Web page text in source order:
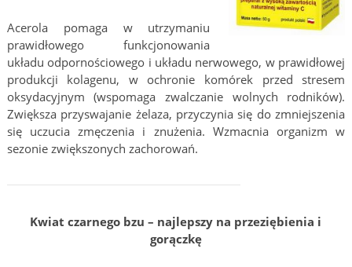
Acerola pomaga w utrzymaniu
prawidłowego funkcjonowania
układu odpornościowego i układu nerwowego, w prawidłowej
produkcji kolagenu, w ochronie komórek przed stresem
oksydacyjnym (wspomaga zwalczanie wolnych rodników).
Zwiększa przyswajanie żelaza, przyczynia się do zmniejszenia
się uczucia zmęczenia i znużenia. Wzmacnia organizm w
sezonie zwiększonych zachorowań.
Kwiat czarnego bzu – najlepszy na przeziębienia i
gorączkę